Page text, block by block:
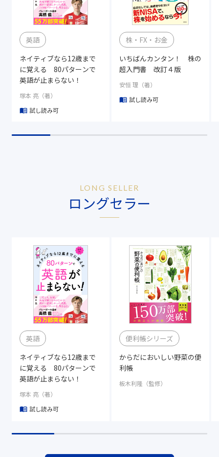
英語
ネイティブなら12歳まで
に覚える 80パターンで
英語が止まらない！
塚本 亮（著）
試し読み可
株・FX・お金
いちばんカンタン！ 株の
超入門書 改訂４版
安恒 理（著）
試し読み可
LONG SELLER
ロングセラー
英語
ネイティブなら12歳まで
に覚える 80パターンで
英語が止まらない！
塚本 亮（著）
試し読み可
便利帳シリーズ
からだにおいしい野菜の便
利帳
板木利隆（監修）